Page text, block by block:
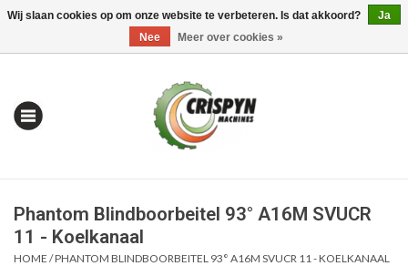
0 Artikelen - €0,00 Mijn account / Registreren
Phantom Blindboorbeitel 93° A16M SVUCR
11 - Koelkanaal
HOME /PHANTOM BLINDBOORBEITEL 93° A16M SVUCR 11 - KOELKANAAL
Wij slaan cookies op om onze website te verbeteren. Is dat akkoord?
Ja
Nee
Meer over cookies »